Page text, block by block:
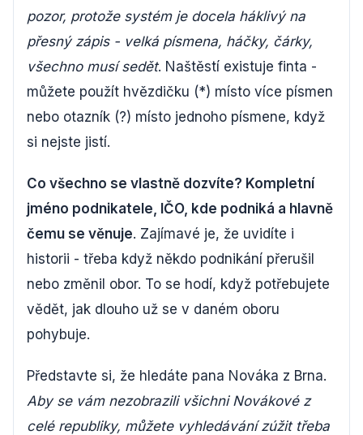
pozor, protože systém je docela háklivý na
přesný zápis - velká písmena, háčky, čárky,
všechno musí sedět. Naštěstí existuje finta -
můžete použít hvězdičku (*) místo více písmen
nebo otazník (?) místo jednoho písmene, když
si nejste jistí.
Co všechno se vlastně dozvíte? Kompletní
jméno podnikatele, IČO, kde podniká a hlavně
čemu se věnuje. Zajímavé je, že uvidíte i
historii - třeba když někdo podnikání přerušil
nebo změnil obor. To se hodí, když potřebujete
vědět, jak dlouho už se v daném oboru
pohybuje.
Představte si, že hledáte pana Nováka z Brna.
Aby se vám nezobrazili všichni Novákové z
celé republiky, můžete vyhledávání zúžit třeba